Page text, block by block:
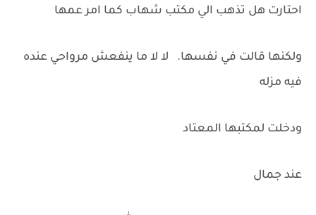
احتارت هل تذهب الي مكتب شهاب كما امر عمها
ولكنها قالت في نفسها. لا لا ما ينفعش مرواحي عنده
فيه مزله
ودخلت لمكتبها المعتاد
عند جمال